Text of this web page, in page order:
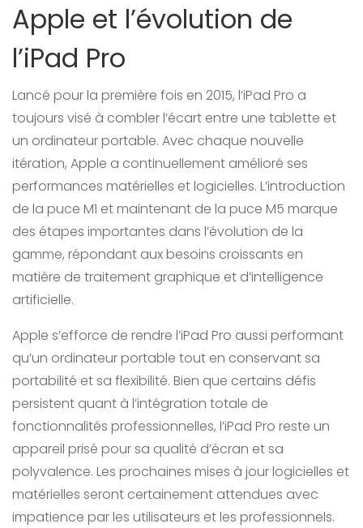
Apple et l’évolution de
l’iPad Pro
Lancé pour la première fois en 2015, l’iPad Pro a
toujours visé à combler l’écart entre une tablette et
un ordinateur portable. Avec chaque nouvelle
itération, Apple a continuellement amélioré ses
performances matérielles et logicielles. L’introduction
de la puce M1 et maintenant de la puce M5 marque
des étapes importantes dans l’évolution de la
gamme, répondant aux besoins croissants en
matière de traitement graphique et d’intelligence
artificielle.
Apple s’efforce de rendre l’iPad Pro aussi performant
qu’un ordinateur portable tout en conservant sa
portabilité et sa flexibilité. Bien que certains défis
persistent quant à l’intégration totale de
fonctionnalités professionnelles, l’iPad Pro reste un
appareil prisé pour sa qualité d’écran et sa
polyvalence. Les prochaines mises à jour logicielles et
matérielles seront certainement attendues avec
impatience par les utilisateurs et les professionnels.